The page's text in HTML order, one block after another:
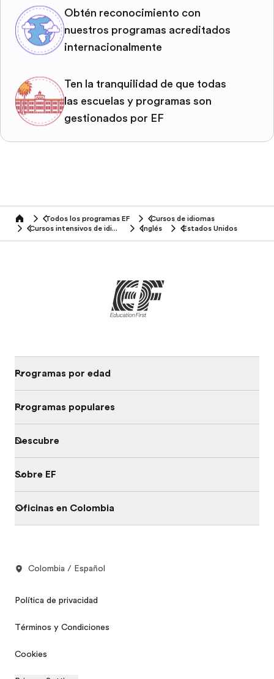
Obtén reconocimiento con
nuestros programas acreditados
internacionalmente
Ten la tranquilidad de que todas
las escuelas y programas son
gestionados por EF
home Todos los programas EF
Cursos de idiomas
Cursos intensivos de idiomas
Inglés Estados Unidos
Programas por edad
Programas populares
Descubre
Sobre EF
Oficinas en Colombia
Colombia / Español
Política de privacidad
Términos y Condiciones
Cookies